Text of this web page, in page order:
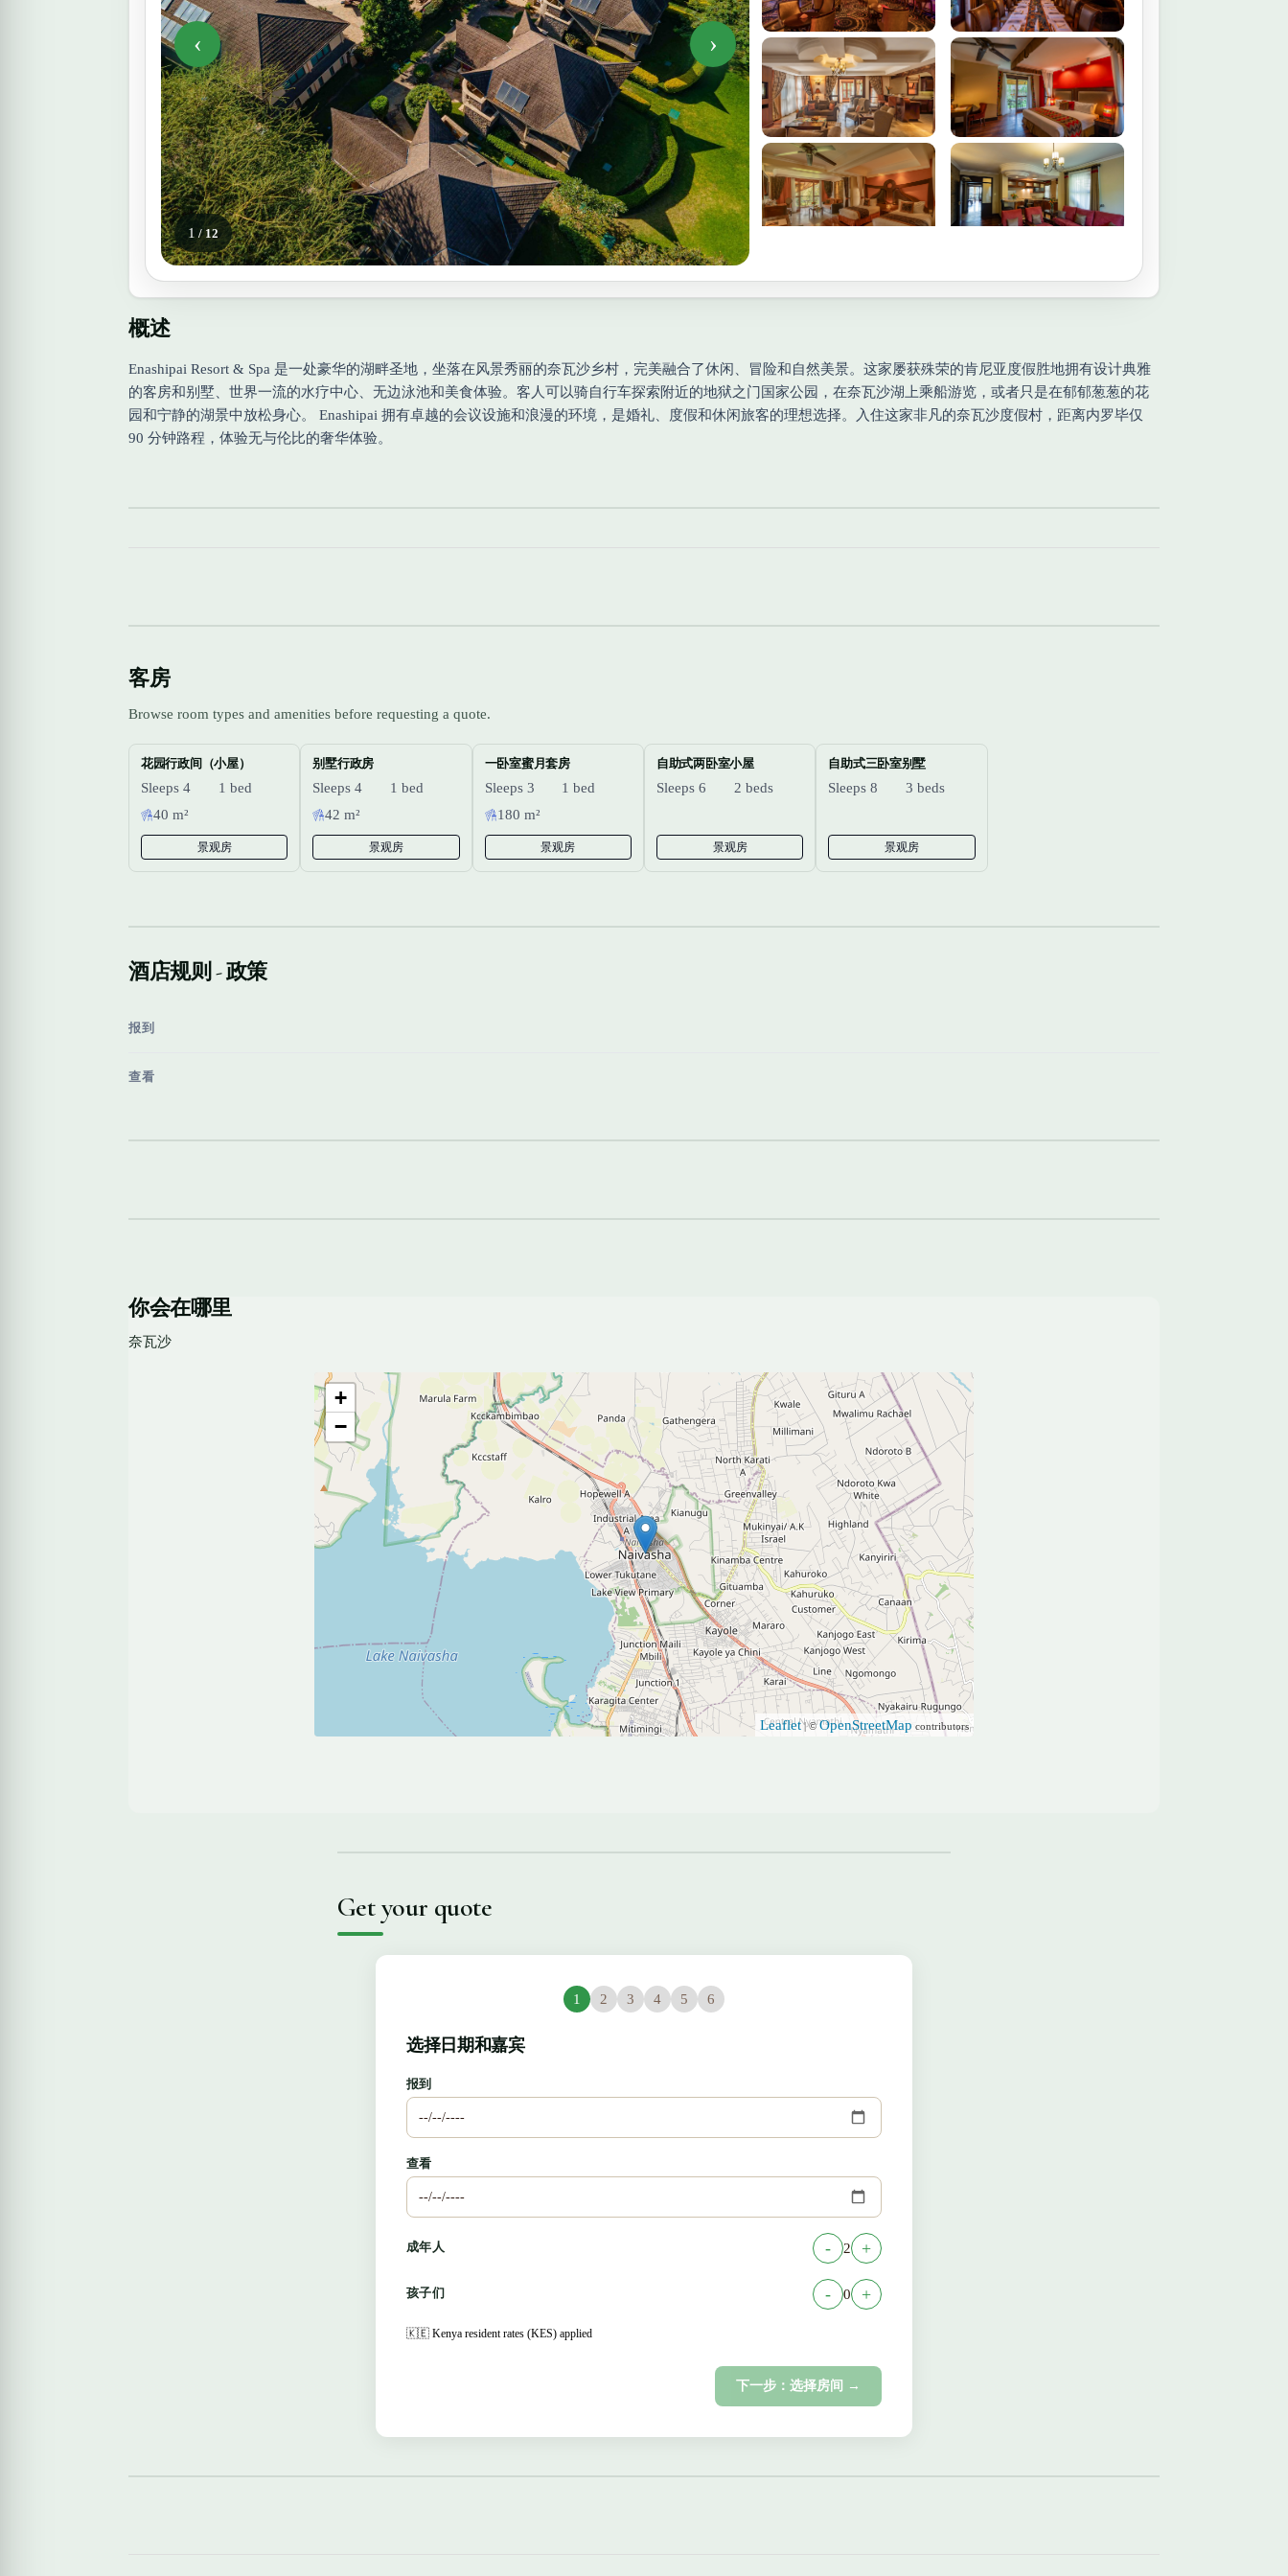
‹ ›
1 / 12
概述
Enashipai Resort & Spa 是一处豪华的湖畔圣地，坐落在风景秀丽的奈瓦沙乡村，完美融合了休闲、冒险和自然美景。这家屡获殊荣的肯尼亚度假胜地拥有设计典雅
的客房和别墅、世界一流的水疗中心、无边泳池和美食体验。客人可以骑自行车探索附近的地狱之门国家公园，在奈瓦沙湖上乘船游览，或者只是在郁郁葱葱的花
园和宁静的湖景中放松身心。 Enashipai 拥有卓越的会议设施和浪漫的环境，是婚礼、度假和休闲旅客的理想选择。入住这家非凡的奈瓦沙度假村，距离内罗毕仅
90 分钟路程，体验无与伦比的奢华体验。
客房
Browse room types and amenities before requesting a quote.
花园行政间（小屋）
Sleeps 4
1 bed
40 m²
景观房
别墅行政房
Sleeps 4
1 bed
42 m²
景观房
一卧室蜜月套房
Sleeps 3
1 bed
180 m²
景观房
自助式两卧室小屋
Sleeps 6
2 beds
景观房
自助式三卧室别墅
Sleeps 8
3 beds
景观房
酒店规则 - 政策
报到
查看
你会在哪里
奈瓦沙
+
−
Leaflet| ©OpenStreetMap contributors
Get your quote
1 2 3 4 5 6
选择日期和嘉宾
报到
查看
成年人 - 2 +
孩子们 - 0 +
🇰🇪 Kenya resident rates (KES) applied
下一步：选择房间 →